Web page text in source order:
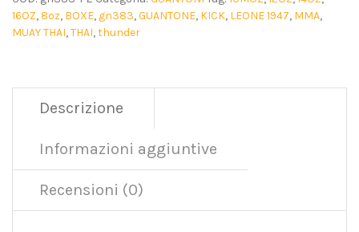
16OZ, 8oz, BOXE, gn383,GUANTONE, KICK, LEONE 1947, MMA,
MUAY THAI,THAI,thunder
Descrizione
Informazioni aggiuntive
Recensioni (0)